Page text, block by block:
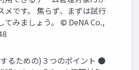
メです。 焦らず、まずは試行
てみましょう。 © DeNA Co.,
るための)３つのポイント ●